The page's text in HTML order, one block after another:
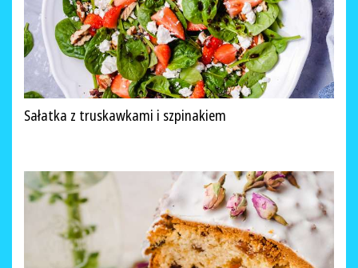
Sałatka z truskawkami i szpinakiem